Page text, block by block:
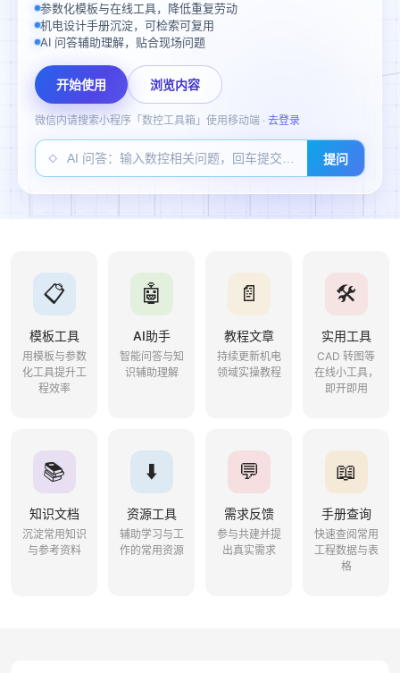
参数化模板与在线工具，降低重复劳动
机电设计手册沉淀，可检索可复用
AI 问答辅助理解，贴合现场问题
开始使用 浏览内容
微信内请搜索小程序「数控工具箱」使用移动端 · 去登录
◇ 提问
📋
模板工具
用模板与参数
化工具提升工
程效率
🤖
AI助手
智能问答与知
识辅助理解
📄
教程文章
持续更新机电
领域实操教程
🛠️
实用工具
CAD 转图等
在线小工具，
即开即用
📚
知识文档
沉淀常用知识
与参考资料
⬇️
资源工具
辅助学习与工
作的常用资源
💬
需求反馈
参与共建并提
出真实需求
📖
手册查询
快速查阅常用
工程数据与表
格